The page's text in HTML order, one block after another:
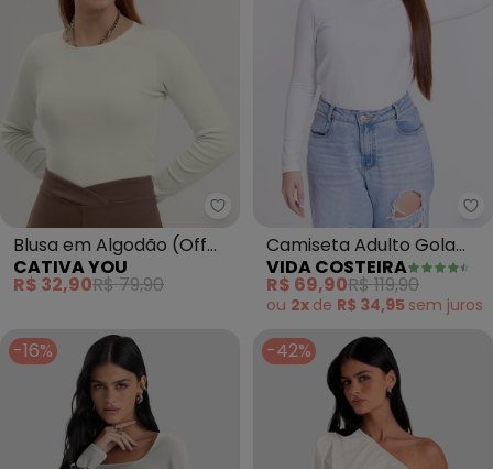
Blusa em Algodão (Off
White)
CATIVA YOU
R$ 32,90R$ 79,90
Camiseta Adulto Gola
Térmico Uv50+ (Off
White)
VIDA COSTEIRA
R$ 69,90R$ 119,90
ou 2x de R$ 34,95 sem juros
-16% -42%